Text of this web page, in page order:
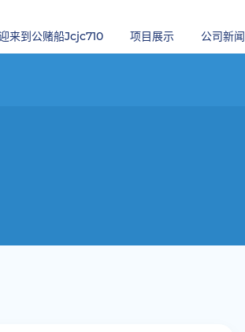
来到公赌船jcjc710 项目展示 公司新闻